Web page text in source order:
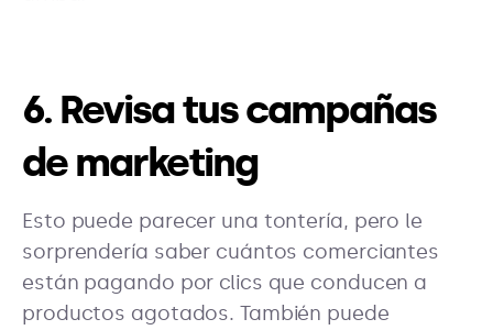
6. Revisa tus campañas
de marketing
Esto puede parecer una tontería, pero le
sorprendería saber cuántos comerciantes
están pagando por clics que conducen a
productos agotados. También puede